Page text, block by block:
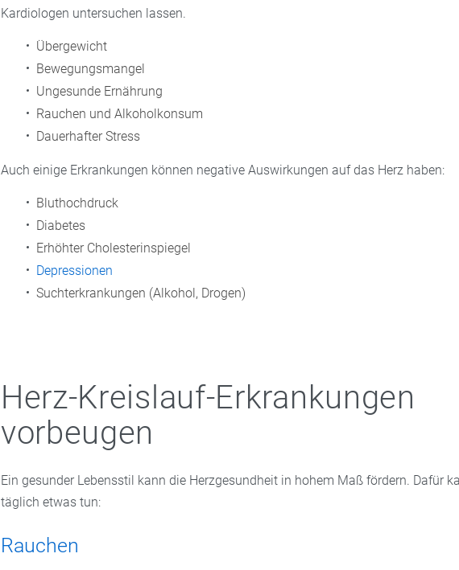
Kardiologen untersuchen lassen.
Übergewicht
Bewegungsmangel
Ungesunde Ernährung
Rauchen und Alkoholkonsum
Dauerhafter Stress
Auch einige Erkrankungen können negative Auswirkungen auf das Herz haben:
Bluthochdruck
Diabetes
Erhöhter Cholesterinspiegel
Depressionen
Suchterkrankungen (Alkohol, Drogen)
Herz-Kreislauf-Erkrankungen
vorbeugen
Ein gesunder Lebensstil kann die Herzgesundheit in hohem Maß fördern. Dafür
täglich etwas tun:
Rauchen